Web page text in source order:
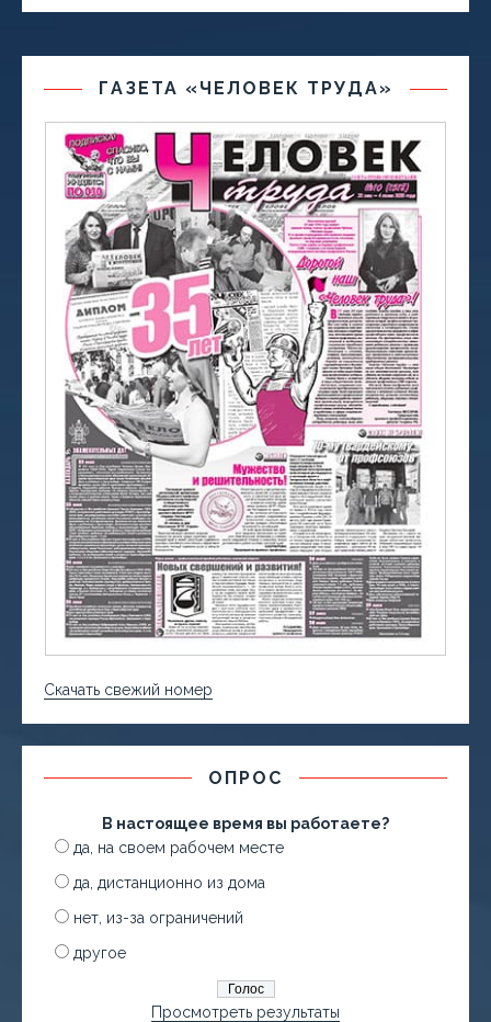
ГАЗЕТА «ЧЕЛОВЕК ТРУДА»
Скачать свежий номер
ОПРОС
В настоящее время вы работаете?
да, на своем рабочем месте
да, дистанционно из дома
нет, из-за ограничений
другое
Просмотреть результаты